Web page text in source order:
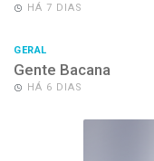
HÁ 7 DIAS
GERAL
Gente Bacana
HÁ 6 DIAS